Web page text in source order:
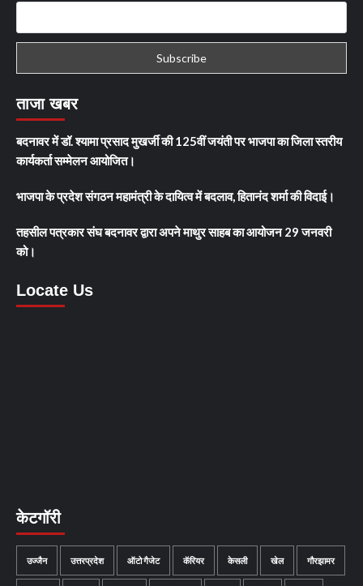
ताजा खबर
बदनावर में डॉ. श्यामा प्रसाद मुखर्जी की 125वीं जयंती पर भाजपा का जिला स्तरीय
कार्यकर्ता सम्मेलन आयोजित।
भाजपा के प्रदेश संगठन महामंत्री के दायित्व में बदलाव, हितानंद शर्मा की विदाई।
तहसील पत्रकार संघ बदनावर द्वारा अपने माथुर साहब का आयोजन 29 जनवरी
को।
Locate Us
केटगॉरी
उज्जैन उत्तरप्रदेश ऑटो गैजेट कॅरियर केसली खेल गौरझामर